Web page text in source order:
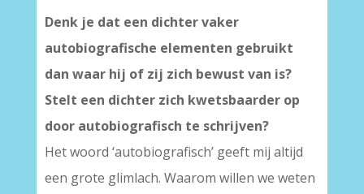
Denk je dat een dichter vaker
autobiografische elementen gebruikt
dan waar hij of zij zich bewust van is?
Stelt een dichter zich kwetsbaarder op
door autobiografisch te schrijven?
Het woord ‘autobiografisch’ geeft mij altijd
een grote glimlach. Waarom willen we weten